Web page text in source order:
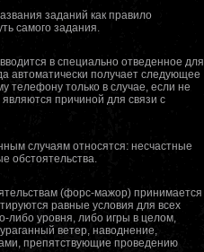
заданий как правило
самого задания.
в специально отведенное для
автоматически получает следующее
телефону только в случае, если не
причиной для связи с
случаям относятся: несчастные
обстоятельства.
(форс-мажор) принимается
равные условия для всех
либо уровня, либо игры в целом,
ветер, наводнение,
препятствующие проведению